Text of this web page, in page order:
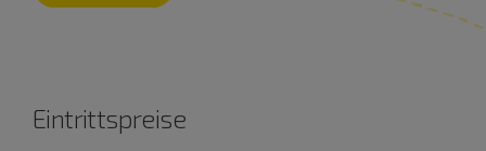
Eintrittspreise